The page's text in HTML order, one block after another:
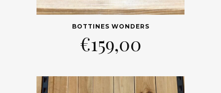
BOTTINES WONDERS
€159,00